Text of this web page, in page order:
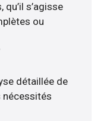
s’agisse
ou
détaillée de
nécessités